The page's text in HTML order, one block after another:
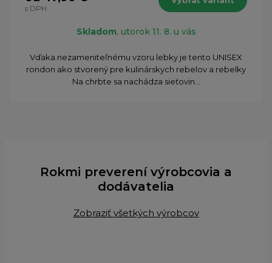
s DPH
Skladom, utorok 11. 8. u vás
​Vďaka nezameniteľnému vzoru lebky je tento UNISEX
rondon ako stvorený pre kulinárskych rebelov a rebelky
Na chrbte sa nachádza sieťovin...
Rokmi preverení výrobcovia a
dodávatelia
Zobraziť všetkých výrobcov